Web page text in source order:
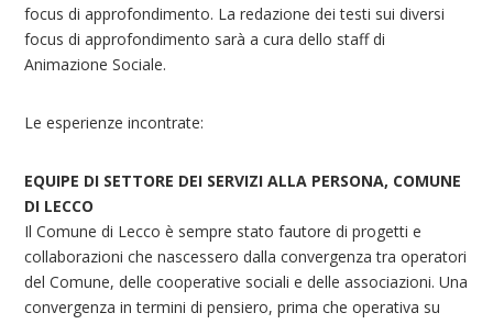
focus di approfondimento. La redazione dei testi sui diversi
focus di approfondimento sarà a cura dello staff di
Animazione Sociale.
Le esperienze incontrate:
EQUIPE DI SETTORE DEI SERVIZI ALLA PERSONA, COMUNE
DI LECCO
Il Comune di Lecco è sempre stato fautore di progetti e
collaborazioni che nascessero dalla convergenza tra operatori
del Comune, delle cooperative sociali e delle associazioni. Una
convergenza in termini di pensiero, prima che operativa su